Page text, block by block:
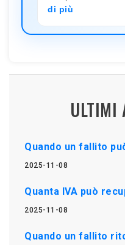
di più
ULTIMI
Quando un fallito
2025-11-08
Quanta IVA può
2025-11-08
Quando un fallito